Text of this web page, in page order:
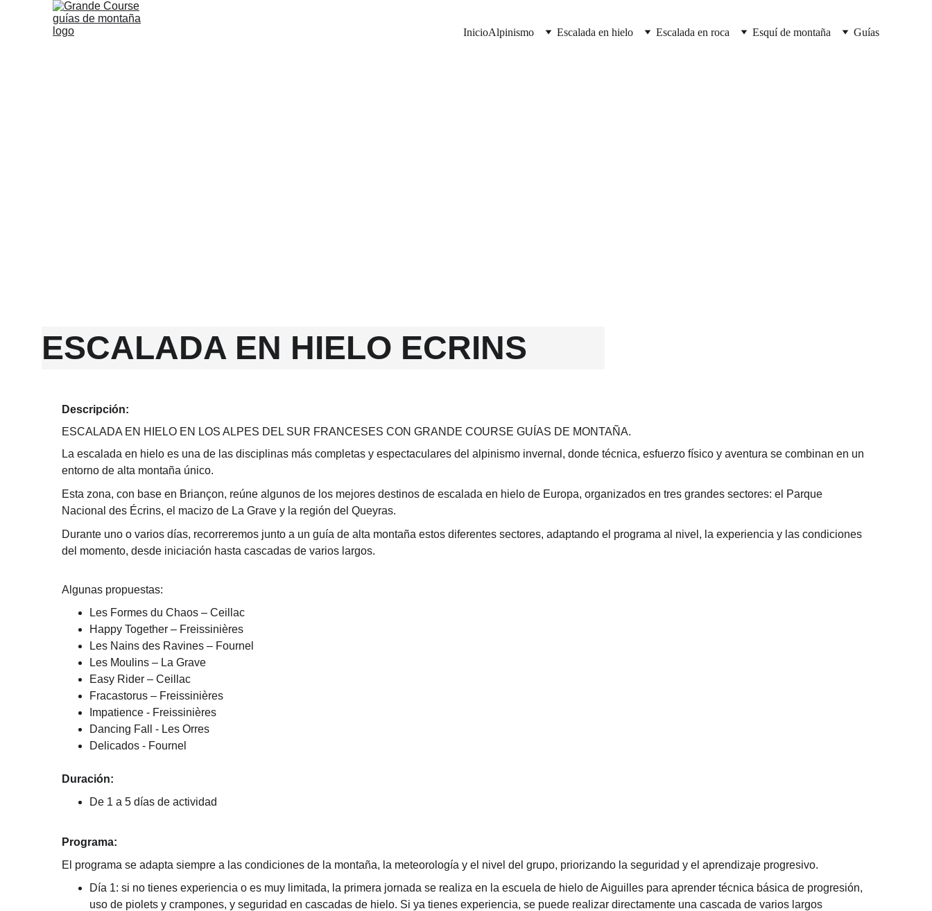
InicioAlpinismo Escalada en hielo Escalada en roca Esquí de montaña Guías
ESCALADA EN HIELO ECRINS
Descripción:
ESCALADA EN HIELO EN LOS ALPES DEL SUR FRANCESES CON GRANDE COURSE GUÍAS DE MONTAÑA.
La escalada en hielo es una de las disciplinas más completas y espectaculares del alpinismo invernal, donde técnica, esfuerzo físico y aventura se combinan en un
entorno de alta montaña único.
Esta zona, con base en Briançon, reúne algunos de los mejores destinos de escalada en hielo de Europa, organizados en tres grandes sectores: el Parque
Nacional des Écrins, el macizo de La Grave y la región del Queyras.
Durante uno o varios días, recorreremos junto a un guía de alta montaña estos diferentes sectores, adaptando el programa al nivel, la experiencia y las condiciones
del momento, desde iniciación hasta cascadas de varios largos.
Algunas propuestas:
Les Formes du Chaos – Ceillac
Happy Together – Freissinières
Les Nains des Ravines – Fournel
Les Moulins – La Grave
Easy Rider – Ceillac
Fracastorus – Freissinières
Impatience - Freissinières
Dancing Fall - Les Orres
Delicados - Fournel
Duración:
De 1 a 5 días de actividad
Programa:
El programa se adapta siempre a las condiciones de la montaña, la meteorología y el nivel del grupo, priorizando la seguridad y el aprendizaje progresivo.
Día 1: si no tienes experiencia o es muy limitada, la primera jornada se realiza en la escuela de hielo de Aiguilles para aprender técnica básica de progresión,
uso de piolets y crampones, y seguridad en cascadas de hielo. Si ya tienes experiencia, se puede realizar directamente una cascada de varios largos